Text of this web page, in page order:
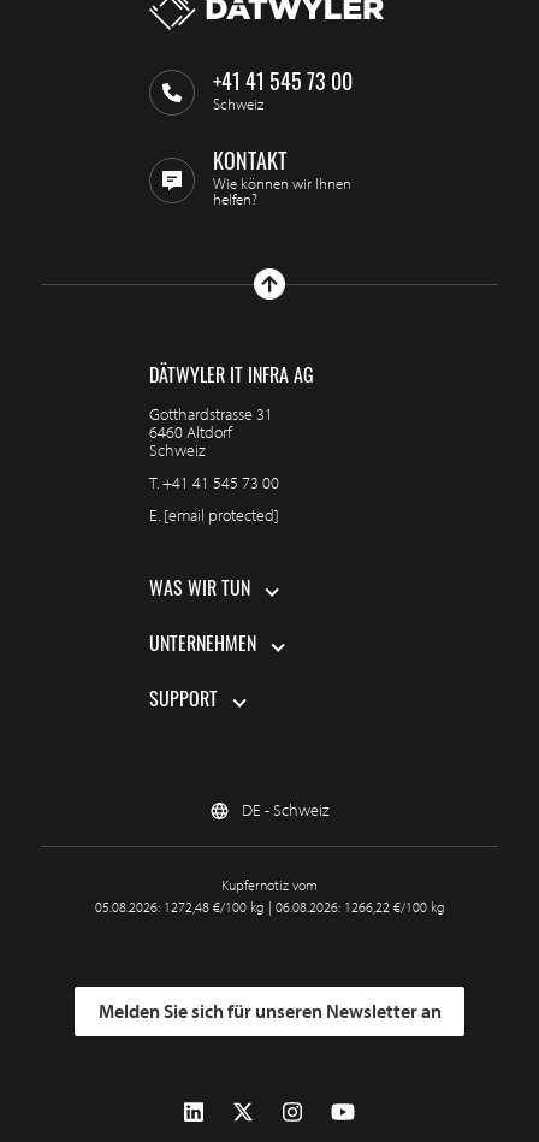
+41 41 545 73 00
Schweiz
KONTAKT
Wie können wir Ihnen
helfen?
DÄTWYLER IT INFRA AG
Gotthardstrasse 31
6460 Altdorf
Schweiz
T.+41 41 545 73 00
E. [email protected]
WAS WIR TUN
UNTERNEHMEN
SUPPORT
DE - Schweiz
Kupfernotiz vom
05.08.2026: 1272,48 €/100 kg | 06.08.2026: 1266,22 €/100 kg
Melden Sie sich für unseren Newsletter an